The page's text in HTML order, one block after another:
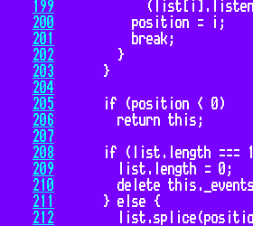
199
200
201
202
203
204
205
206
207
208
209
210
211
212